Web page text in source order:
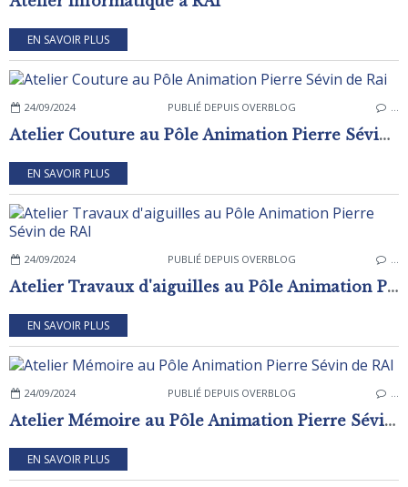
EN SAVOIR PLUS
24/09/2024 PUBLIÉ DEPUIS OVERBLOG …
Atelier Couture au Pôle Animation Pierre Sévin de Rai
EN SAVOIR PLUS
24/09/2024 PUBLIÉ DEPUIS OVERBLOG …
Atelier Travaux d'aiguilles au Pôle Animation Pierre Sévin de RAI
EN SAVOIR PLUS
24/09/2024 PUBLIÉ DEPUIS OVERBLOG …
Atelier Mémoire au Pôle Animation Pierre Sévin de RAI
EN SAVOIR PLUS